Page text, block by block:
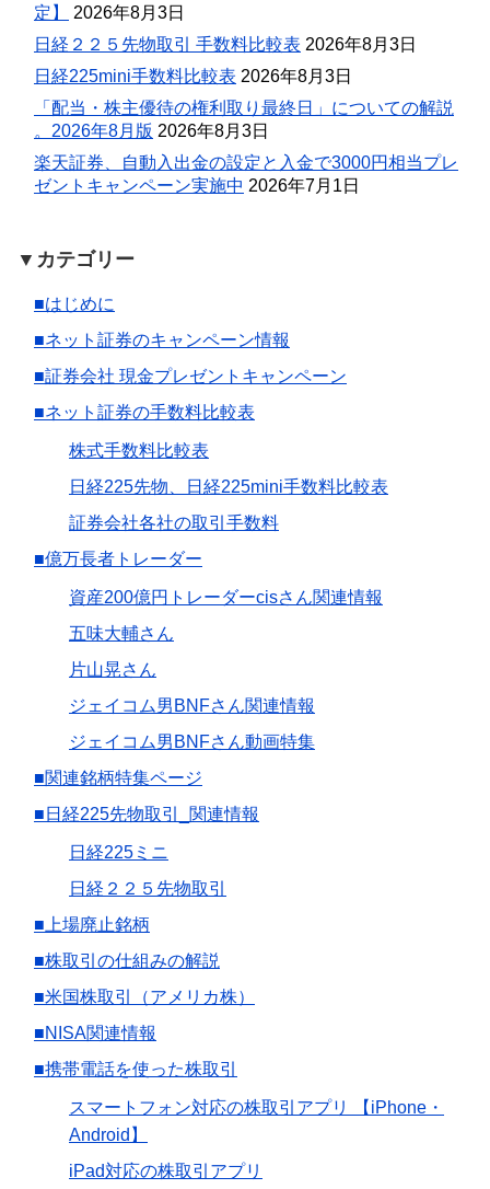
定】
2026年8月3日
日経２２５先物取引 手数料比較表 2026年8月3日
日経225mini手数料比較表 2026年8月3日
「配当・株主優待の権利取り最終日」についての解説
。2026年8月版 2026年8月3日
楽天証券、自動入出金の設定と入金で3000円相当プレ
ゼントキャンペーン実施中 2026年7月1日
▼カテゴリー
■はじめに
■ネット証券のキャンペーン情報
■証券会社 現金プレゼントキャンペーン
■ネット証券の手数料比較表
株式手数料比較表
日経225先物、日経225mini手数料比較表
証券会社各社の取引手数料
■億万長者トレーダー
資産200億円トレーダーcisさん関連情報
五味大輔さん
片山晃さん
ジェイコム男BNFさん関連情報
ジェイコム男BNFさん動画特集
■関連銘柄特集ページ
■日経225先物取引_関連情報
日経225ミニ
日経２２５先物取引
■上場廃止銘柄
■株取引の仕組みの解説
■米国株取引（アメリカ株）
■NISA関連情報
■携帯電話を使った株取引
スマートフォン対応の株取引アプリ 【iPhone・
Android】
iPad対応の株取引アプリ